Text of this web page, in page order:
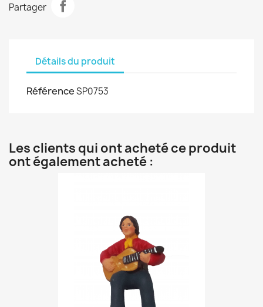
Partager
Détails du produit
RéférenceSP0753
Les clients qui ont acheté ce produit
ont également acheté :